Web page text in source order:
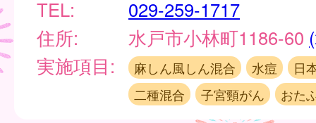
TEL:
029-259-1717
住所:
水戸市小林町1186-60
実施項目:
麻しん風しん混合 水痘
日
二種混合
子宮頸がん おた